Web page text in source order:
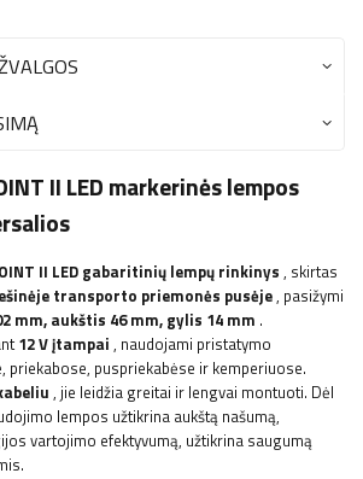
II LED markerinės lempos
II LED gabaritinių lempų rinkinys , skirtas
transporto priemonės pusėje, pasižymi
mm, aukštis 46 mm, gylis 14 mm .
12 V įtampai , naudojami pristatymo
puspriekabėse ir kemperiuose.
, jie leidžia greitai ir lengvai montuoti. Dėl
lempos užtikrina aukštą našumą,
vartojimo efektyvumą, užtikrina saugumą